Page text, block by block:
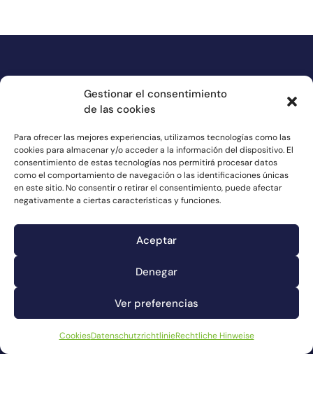
Gestionar el consentimiento
de las cookies
Para ofrecer las mejores experiencias, utilizamos tecnologías como las
cookies para almacenar y/o acceder a la información del dispositivo. El
consentimiento de estas tecnologías nos permitirá procesar datos
como el comportamiento de navegación o las identificaciones únicas
en este sitio. No consentir o retirar el consentimiento, puede afectar
negativamente a ciertas características y funciones.
Aceptar
Denegar
Ver preferencias
CookiesDatenschutzrichtlinieRechtliche Hinweise
UBER UNS
360º MANAGEMENT